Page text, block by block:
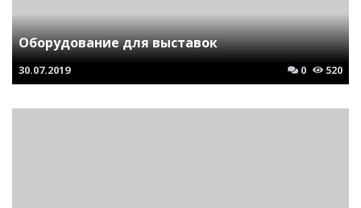
Оборудование для выставок
30.07.2019 0 520